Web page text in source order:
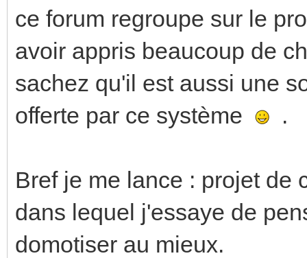
ce forum regroupe sur le
avoir appris beaucoup de
sachez qu'il est aussi une
offerte par ce système
.
Bref je me lance : projet de
dans lequel j'essaye de
domotiser au mieux.